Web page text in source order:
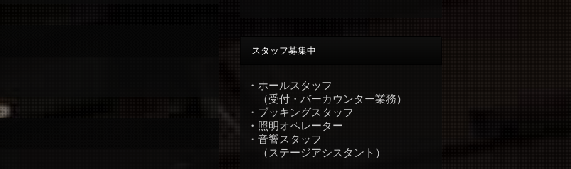
スタッフ募集中
・ホールスタッフ
（受付・バーカウンター業務）
・ブッキングスタッフ
・照明オペレーター
・音響スタッフ
（ステージアシスタント）